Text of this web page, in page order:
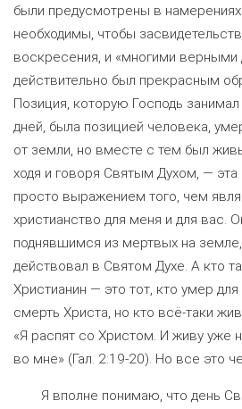
были предусмотрены в
необходимы, чтобы
воскресения, и «многими верными
действительно был прекрасным
Позиция, которую Господь
дней, была позицией человека,
от земли, но вместе с тем был
ходя и говоря Святым Духом, — эта
просто выражением того, чем
христианство для меня и для вас.
поднявшимся из мертвых на
действовал в Святом Духе. А кто
Христианин — это тот, кто умер
смерть Христа, но кто всё-таки
«Я распят со Христом. И живу уже
во мне» (Гал. 2:19-20). Но все это
Я вполне понимаю, что день